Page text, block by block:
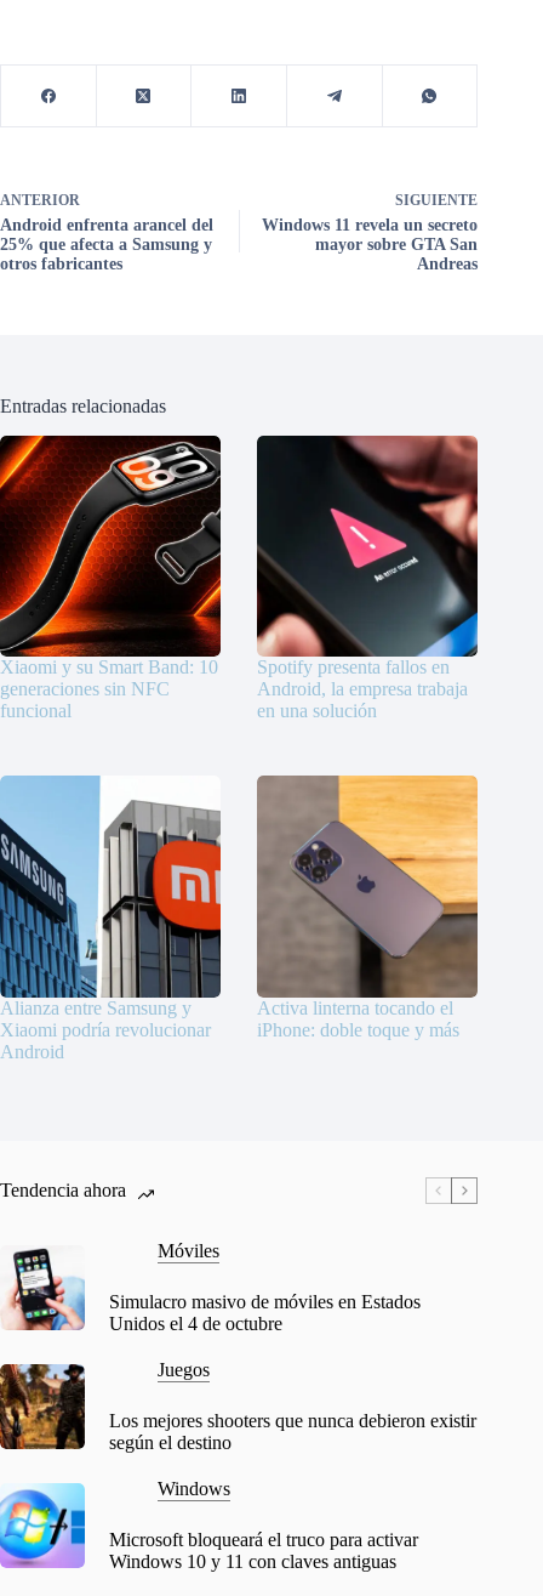
ANTERIOR
Android enfrenta arancel del
25% que afecta a Samsung y
otros fabricantes
SIGUIENTE
Windows 11 revela un secreto
mayor sobre GTA San
Andreas
Entradas relacionadas
Xiaomi y su Smart Band: 10
generaciones sin NFC
funcional
Spotify presenta fallos en
Android, la empresa trabaja
en una solución
Alianza entre Samsung y
Xiaomi podría revolucionar
Android
Activa linterna tocando el
iPhone: doble toque y más
Tendencia ahora
Móviles
Simulacro masivo de móviles en Estados
Unidos el 4 de octubre
Juegos
Los mejores shooters que nunca debieron existir
según el destino
Windows
Microsoft bloqueará el truco para activar
Windows 10 y 11 con claves antiguas